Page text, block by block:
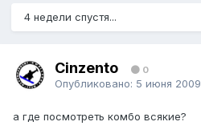
4 недели спустя...
Cinzento 0
Опубликовано: 5 июня 2009
а где посмотреть комбо всякие?